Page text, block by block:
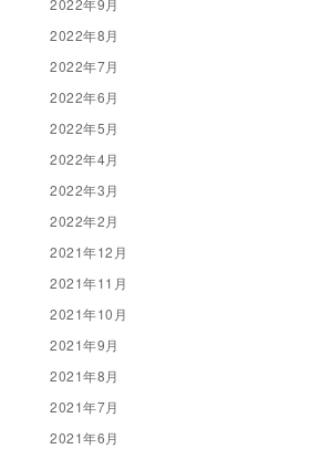
2022年9月
2022年8月
2022年7月
2022年6月
2022年5月
2022年4月
2022年3月
2022年2月
2021年12月
2021年11月
2021年10月
2021年9月
2021年8月
2021年7月
2021年6月